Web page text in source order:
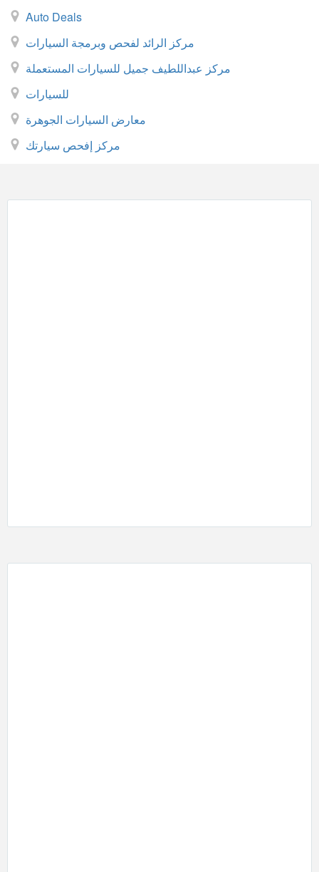
Auto Deals
مركز الرائد لفحص وبرمجة السيارات
مركز عبداللطيف جميل للسيارات المستعملة
للسيارات
معارض السيارات الجوهرة
مركز إفحص سيارتك